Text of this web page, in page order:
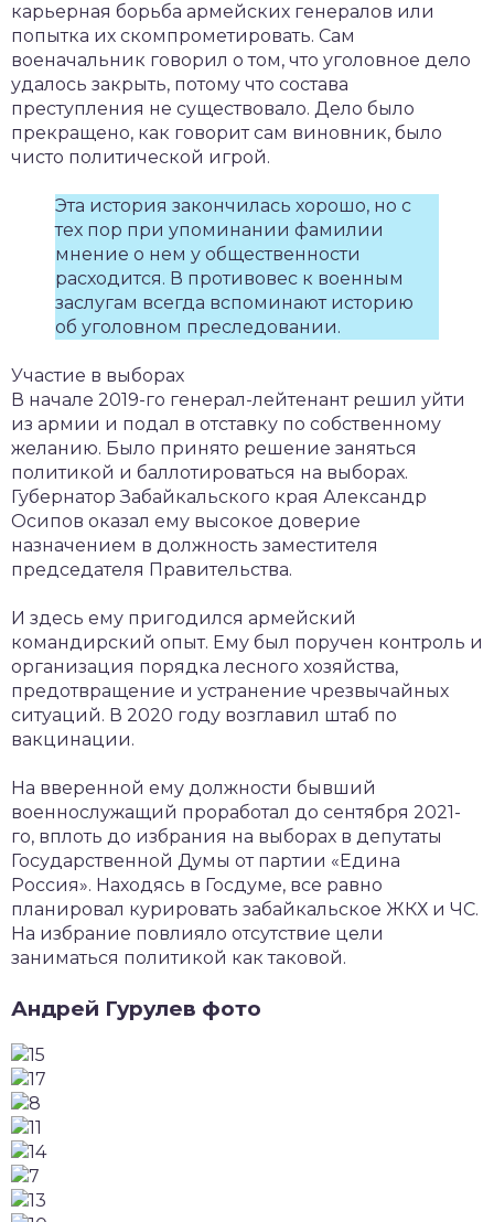
карьерная борьба армейских генералов или
попытка их скомпрометировать. Сам
военачальник говорил о том, что уголовное дело
удалось закрыть, потому что состава
преступления не существовало. Дело было
прекращено, как говорит сам виновник, было
чисто политической игрой.
Эта история закончилась хорошо, но с
тех пор при упоминании фамилии
мнение о нем у общественности
расходится. В противовес к военным
заслугам всегда вспоминают историю
об уголовном преследовании.
Участие в выборах
В начале 2019-го генерал-лейтенант решил уйти
из армии и подал в отставку по собственному
желанию. Было принято решение заняться
политикой и баллотироваться на выборах.
Губернатор Забайкальского края Александр
Осипов оказал ему высокое доверие
назначением в должность заместителя
председателя Правительства.
И здесь ему пригодился армейский
командирский опыт. Ему был поручен контроль и
организация порядка лесного хозяйства,
предотвращение и устранение чрезвычайных
ситуаций. В 2020 году возглавил штаб по
вакцинации.
На вверенной ему должности бывший
военнослужащий проработал до сентября 2021-
го, вплоть до избрания на выборах в депутаты
Государственной Думы от партии «Едина
Россия». Находясь в Госдуме, все равно
планировал курировать забайкальское ЖКХ и ЧС.
На избрание повлияло отсутствие цели
заниматься политикой как таковой.
Андрей Гурулев фото